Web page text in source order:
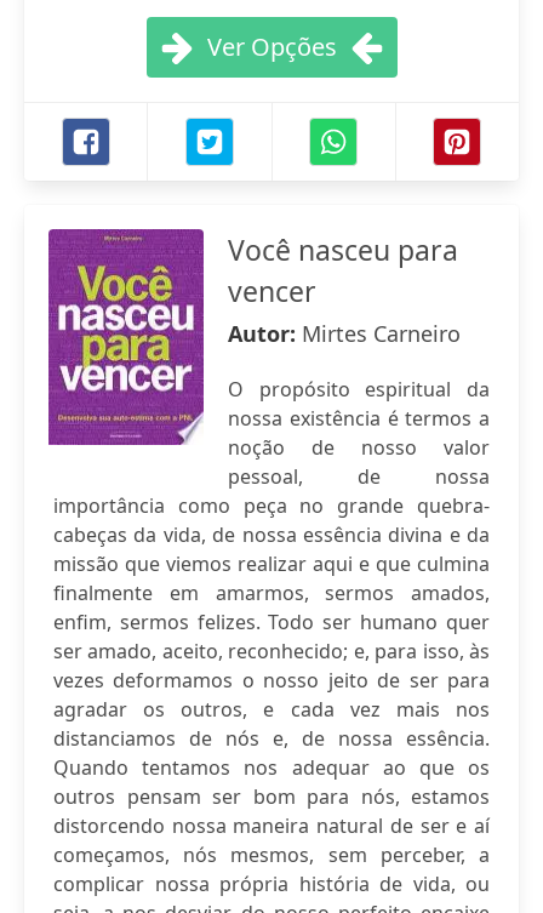
Ver Opções
Você nasceu para
vencer
Autor: Mirtes Carneiro
O propósito espiritual da
nossa existência é termos a
noção de nosso valor
pessoal, de nossa
importância como peça no grande quebra-
cabeças da vida, de nossa essência divina e da
missão que viemos realizar aqui e que culmina
finalmente em amarmos, sermos amados,
enfim, sermos felizes. Todo ser humano quer
ser amado, aceito, reconhecido; e, para isso, às
vezes deformamos o nosso jeito de ser para
agradar os outros, e cada vez mais nos
distanciamos de nós e, de nossa essência.
Quando tentamos nos adequar ao que os
outros pensam ser bom para nós, estamos
distorcendo nossa maneira natural de ser e aí
começamos, nós mesmos, sem perceber, a
complicar nossa própria história de vida, ou